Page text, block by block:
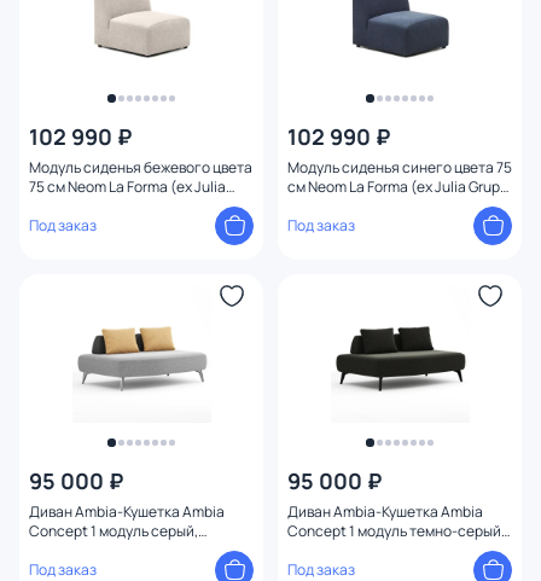
102 990 ₽
Модуль сиденья бежевого цвета
75 см Neom La Forma (ex Julia
Под заказ
102 990 ₽
Модуль сиденья синего цвета 75
см Neom La Forma (ex Julia Grup)
Под заказ
95 000 ₽
Диван Ambia-Кушетка Ambia
Concept 1 модуль серый,
3069543
Под заказ
95 000 ₽
Диван Ambia-Кушетка Ambia
Concept 1 модуль темно-серый
Под заказ